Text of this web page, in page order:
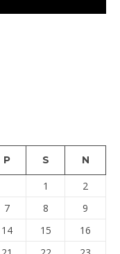
P S N
1
2
7 8
9
14 15
16